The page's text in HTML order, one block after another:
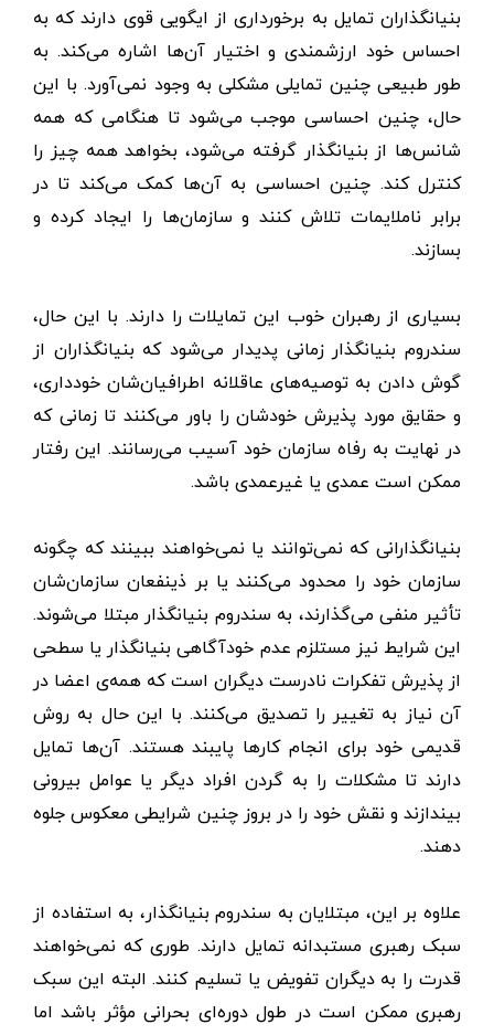
بنیانگذاران تمایل به برخورداری از ایگویی قوی دارند که به
احساس خود ارزشمندی و اختیار آن‌ها اشاره می‌کند. به
طور طبیعی چنین تمایلی مشکلی به وجود نمی‌آورد. با این
حال، چنین احساسی موجب می‌شود تا هنگامی که همه
شانس‌ها از بنیانگذار گرفته می‌شود، بخواهد همه چیز را
کنترل کند. چنین احساسی به آن‌ها کمک می‌کند تا در
برابر ناملایمات تلاش کنند و سازمان‌ها را ایجاد کرده و
بسازند.
بسیاری از رهبران خوب این تمایلات را دارند. با این حال،
سندروم بنیانگذار زمانی پدیدار می‌شود که بنیانگذاران از
گوش دادن به توصیه‌های عاقلانه اطرافیان‌شان خودداری،
و حقایق مورد پذیرش خودشان را باور می‌کنند تا زمانی که
در نهایت به رفاه سازمان خود آسیب می‌رسانند. این رفتار
ممکن است عمدی یا غیرعمدی باشد.
بنیانگذارانی که نمی‌توانند یا نمی‌خواهند ببینند که چگونه
سازمان خود را محدود می‌کنند یا بر ذینفعان سازمان‌شان
تأثیر منفی می‌گذارند، به سندروم بنیانگذار مبتلا می‌شوند.
این شرایط نیز مستلزم عدم خودآگاهی بنیانگذار یا سطحی
از پذیرش تفکرات نادرست دیگران است که همه‌ی اعضا در
آن نیاز به تغییر را تصدیق می‌کنند. با این حال به روش
قدیمی خود برای انجام کارها پایبند هستند. آن‌ها تمایل
دارند تا مشکلات را به گردن افراد دیگر یا عوامل بیرونی
بیندازند و نقش خود را در بروز چنین شرایطی معکوس جلوه
دهند.
علاوه بر این، مبتلایان به سندروم بنیانگذار، به استفاده از
سبک رهبری مستبدانه تمایل دارند. طوری که نمی‌خواهند
قدرت را به دیگران تفویض یا تسلیم کنند. البته این سبک
رهبری ممکن است در طول دوره‌ای بحرانی مؤثر باشد اما